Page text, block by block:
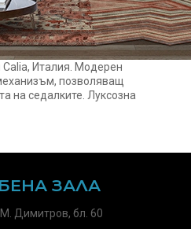
Италия. Модерен
позволяващ
на седалките. Луксозна
ЗАЛА
Димитров, бл. 60